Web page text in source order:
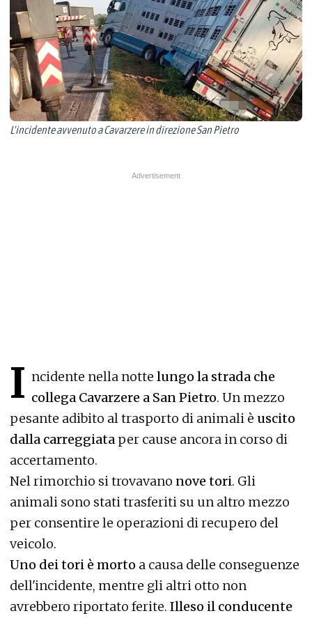
L'incidente avvenuto a Cavarzere in direzione San Pietro
I ncidente nella notte lungo la strada che
collega Cavarzere a San Pietro. Un mezzo
pesante adibito al trasporto di animali è uscito
dalla carreggiata per cause ancora in corso di
accertamento.
Nel rimorchio si trovavano nove tori. Gli
animali sono stati trasferiti su un altro mezzo
per consentire le operazioni di recupero del
veicolo.
Uno dei tori è morto a causa delle conseguenze
dell'incidente, mentre gli altri otto non
avrebbero riportato ferite. Illeso il conducente